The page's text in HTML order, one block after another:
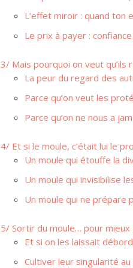
L’effet miroir : quand
Le prix à payer :
3/ Mais pourquoi on veut qu’ils
La peur du regard des
Parce qu’on veut les
Parce qu’on ne nous a
4/ Et si le moule, c’était lui le
Un moule qui étouffe la
Un moule qui invisibilise
Un moule qui ne prépare
5/ Sortir du moule… pour mieux
Et si on les laissait
Cultiver leur singularité